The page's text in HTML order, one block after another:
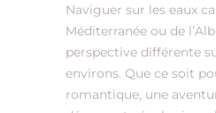
Naviguer sur les eaux
Méditerranée ou de
perspective différente
environs. Que ce soit
romantique, une